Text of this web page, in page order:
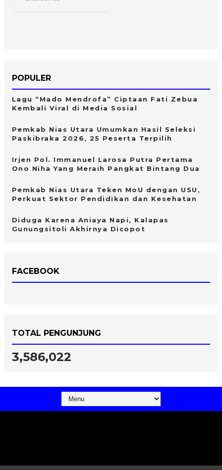
POPULER
Lagu “Mado Mendrofa” Ciptaan Fati Zebua
Kembali Viral di Media Sosial
Pemkab Nias Utara Umumkan Hasil Seleksi
Paskibraka 2026, 25 Peserta Terpilih
Irjen Pol. Immanuel Larosa Putra Pertama
Ono Niha Yang Meraih Pangkat Bintang Dua
Pemkab Nias Utara Teken MoU dengan USU,
Perkuat Sektor Pendidikan dan Kesehatan
Diduga Karena Aniaya Napi, Kalapas
Gunungsitoli Akhirnya Dicopot
FACEBOOK
TOTAL PENGUNJUNG
3,586,022